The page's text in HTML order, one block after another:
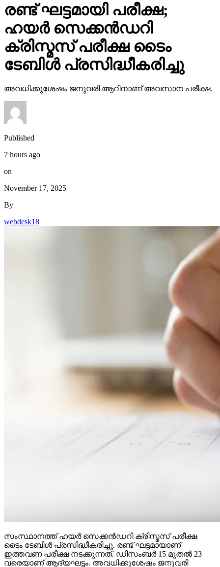
രണ്ട് ഘട്ടമായി പരീക്ഷ;
ഹയര്‍ സെക്കന്‍ഡറി
ക്രിസ്മസ് പരീക്ഷ ടൈം
ടേബിള്‍ പ്രസിദ്ധീകരിച്ചു
അവധിക്കുശേഷം ജനുവരി ആറിനാണ് അവസാന പരീക്ഷ.
Published
7 hours ago
on
November 17, 2025
By
webdesk18
സംസ്ഥാനത്ത് ഹയര്‍ സെക്കന്‍ഡറി ക്രിസ്മസ് പരീക്ഷ
ടൈം ടേബിള്‍ പ്രസിദ്ധീകരിച്ചു. രണ്ട് ഘട്ടമായാണ്
ഇത്തവണ പരീക്ഷ നടക്കുന്നത്. ഡിസംബര്‍ 15 മുതല്‍ 23
വരെയാണ് ആദ്യഘട്ടം. അവധിക്കുശേഷം ജനുവരി